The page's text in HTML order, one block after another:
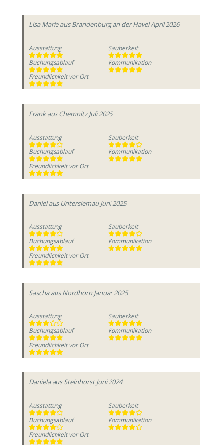
Lisa Marieaus Brandenburg an der HavelApril 2026
Ausstattung
Sauberkeit
Buchungsablauf
Kommunikation
Freundlichkeit vor Ort
Frankaus Chemnitz Juli 2025
Ausstattung
Sauberkeit
Buchungsablauf
Kommunikation
Freundlichkeit vor Ort
Danielaus Untersiemau Juni 2025
Ausstattung
Sauberkeit
Buchungsablauf
Kommunikation
Freundlichkeit vor Ort
Saschaaus Nordhorn Januar 2025
Ausstattung
Sauberkeit
Buchungsablauf
Kommunikation
Freundlichkeit vor Ort
Danielaaus Steinhorst Juni 2024
Ausstattung
Sauberkeit
Buchungsablauf
Kommunikation
Freundlichkeit vor Ort